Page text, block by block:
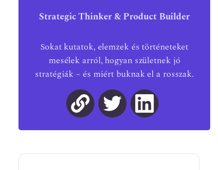
Strategic Thinker & Product Builder
Sokat kutatok, elemzek és történeteket
mesélek arról, hogyan születnek jó
stratégiák – és miért buknak el a rosszak.